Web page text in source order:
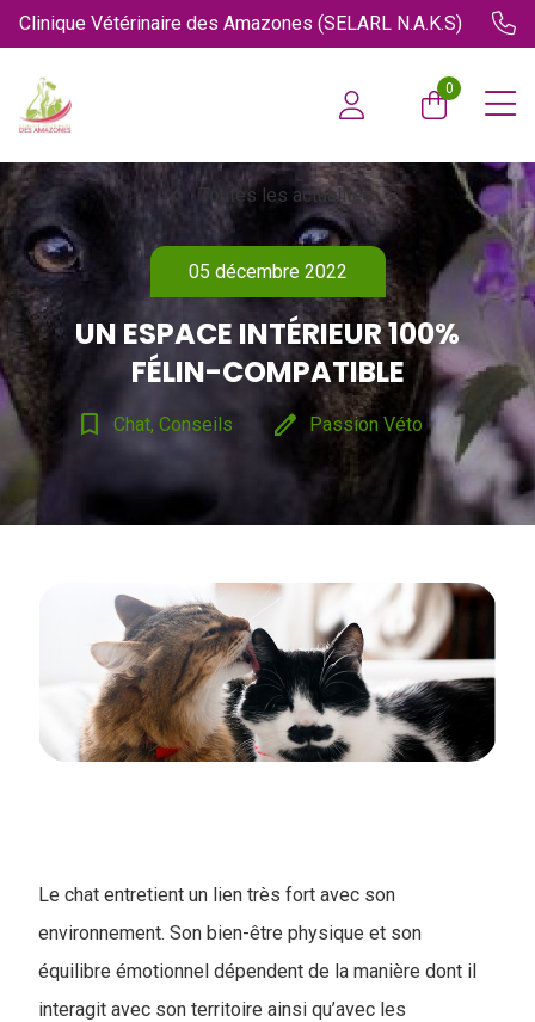
Clinique Vétérinaire des Amazones (SELARL N.A.K.S)
0
chevron_left Toutes les actualités
05 décembre 2022
UN ESPACE INTÉRIEUR 100%
FÉLIN-COMPATIBLE
bookmark_border Chat, Conseils edit Passion Véto
Le chat entretient un lien très fort avec son
environnement. Son bien-être physique et son
équilibre émotionnel dépendent de la manière dont il
interagit avec son territoire ainsi qu’avec les